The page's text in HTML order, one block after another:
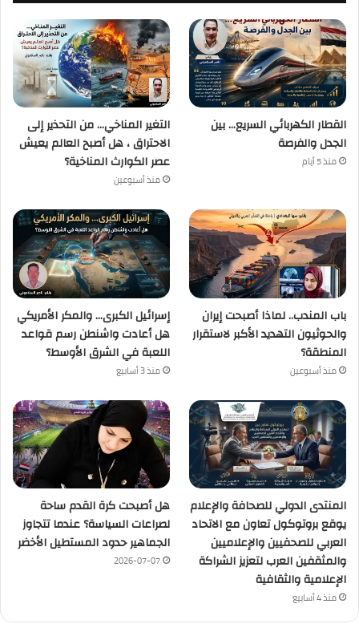
القطار الكهربائي السريع… بين
الجدل والفرصة
منذ 5 أيام
التغير المناخي… من التحذير إلى
الاحتراق ، هل أصبح العالم يعيش
عصر الكوارث المناخية؟
منذ أسبوعين
باب المندب.. لماذا أصبحت إيران
والحوثيون التهديد الأكبر لاستقرار
المنطقة؟
منذ أسبوعين
إسرائيل الكبرى… والمكر الأمريكي
هل أعادت واشنطن رسم قواعد
اللعبة في الشرق الأوسط؟
منذ 3 أسابيع
المنتدى الدولي للصحافة والإعلام
يوقع بروتوكول تعاون مع الاتحاد
العربي للصحفيين والإعلاميين
والمثقفين العرب لتعزيز الشراكة
الإعلامية والثقافية
منذ 4 أسابيع
هل أصبحت كرة القدم ساحة
لصراعات السياسة؟ عندما تتجاوز
الجماهير حدود المستطيل الأخضر
2026-07-07